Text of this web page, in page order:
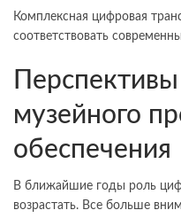
Комплексная цифровая
соответствовать
Перспективы
музейного
обеспечения
В ближайшие годы роль
возрастать. Все больше